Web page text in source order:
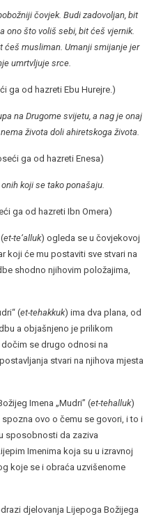
čovjek. Budi zadovoljan, bit
ono što voliš sebi, bit ćeš vjernik.
ćeš musliman. Umanji smijanje jer
umrtvljuje srce.
ga od hazreti Ebu Hurejre.)
na Drugome svijetu, a nag je onaj
života doli ahiretskoga života.
ga od hazreti Enesa)
koji se tako ponašaju.
ga od hazreti Ibn Omera)
et-te‘alluk) ogleda se u čovjekovoj
koji će mu postaviti sve stvari na
shodno njihovim položajima,
(et-tehakkuk) ima dva plana, od
a objašnjeno je prilikom
dočim se drugo odnosi na
stvari na njihova mjesta
Imena „Mudri” (et-tehalluk)
ovo o čemu se govori, i to i
sposobnosti da zaziva
Imenima koja su u izravnoj
koje se i obraća uzvišenome
djelovanja Lijepoga Božijega